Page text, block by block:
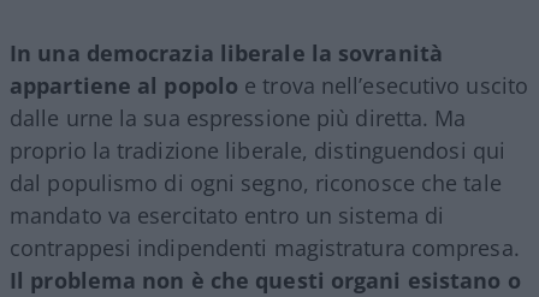
In una democrazia liberale la sovranità
appartiene al popolo e trova nell’esecutivo uscito
dalle urne la sua espressione più diretta. Ma
proprio la tradizione liberale, distinguendosi qui
dal populismo di ogni segno, riconosce che tale
mandato va esercitato entro un sistema di
contrappesi indipendenti magistratura compresa.
Il problema non è che questi organi esistano o